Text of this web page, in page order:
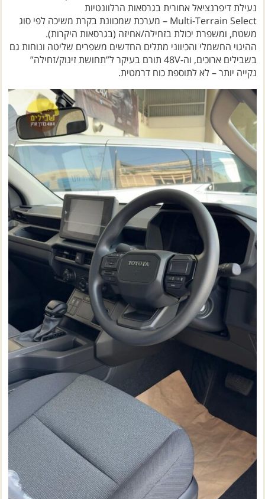
הנעה כפולה Part-Time עם LOW (תלוי גרסה/שוק)
נעילת דיפרנציאל אחורית בגרסאות הרלוונטיות
Multi-Terrain Select – מערכת שמכוונת בקרת משיכה לפי סוג
משטח, ומשפרת יכולת בזחילה/אחיזה (בגרסאות היקרות).
ההיגוי החשמלי והכיווני מתלים החדשים משפרים שליטה ונוחות גם
בשבילים ארוכים, וה-48V תורם בעיקר ל”תחושת זינוק/זחילה”
נקייה יותר – לא לתוספת כוח דרמטית.